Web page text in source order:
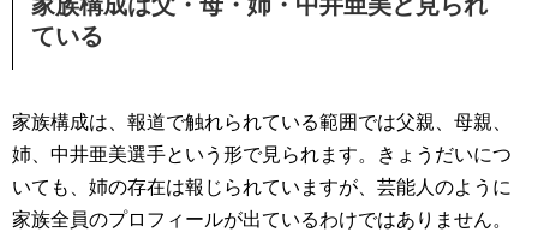
家族構成は父・母・姉・中井亜美と見られ
ている
家族構成は、報道で触れられている範囲では父親、母親、
姉、中井亜美選手という形で見られます。きょうだいにつ
いても、姉の存在は報じられていますが、芸能人のように
家族全員のプロフィールが出ているわけではありません。